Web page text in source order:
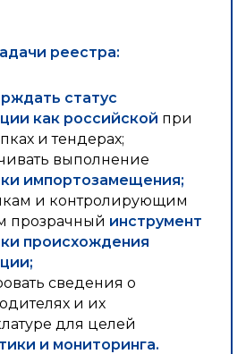
реестра:
статус
как российской при
и тендерах;
выполнение
импортозамещения;
и контролирующим
прозрачный инструмент
происхождения
сведения о
и их
для целей
и мониторинга.